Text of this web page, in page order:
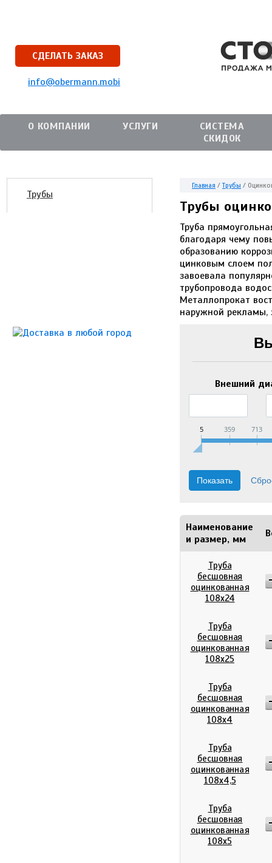
СДЕЛАТЬ ЗАКАЗ
info@obermann.mobi
О КОМПАНИИ УСЛУГИ
СИСТЕМА
СКИДОК
Трубы
Главная /Трубы /
Трубы
Труба
благодаря чему
образованию
цинковым слоем
завоевала
трубопровода
Металлопрокат
наружной рекламы,
Внешний
5 359 713
Наименование
и размер, мм
Труба
бесшовная
оцинкованная
108х24
Труба
бесшовная
оцинкованная
108х25
Труба
бесшовная
оцинкованная
108х4
Труба
бесшовная
оцинкованная
108х4,5
Труба
бесшовная
оцинкованная
108х5